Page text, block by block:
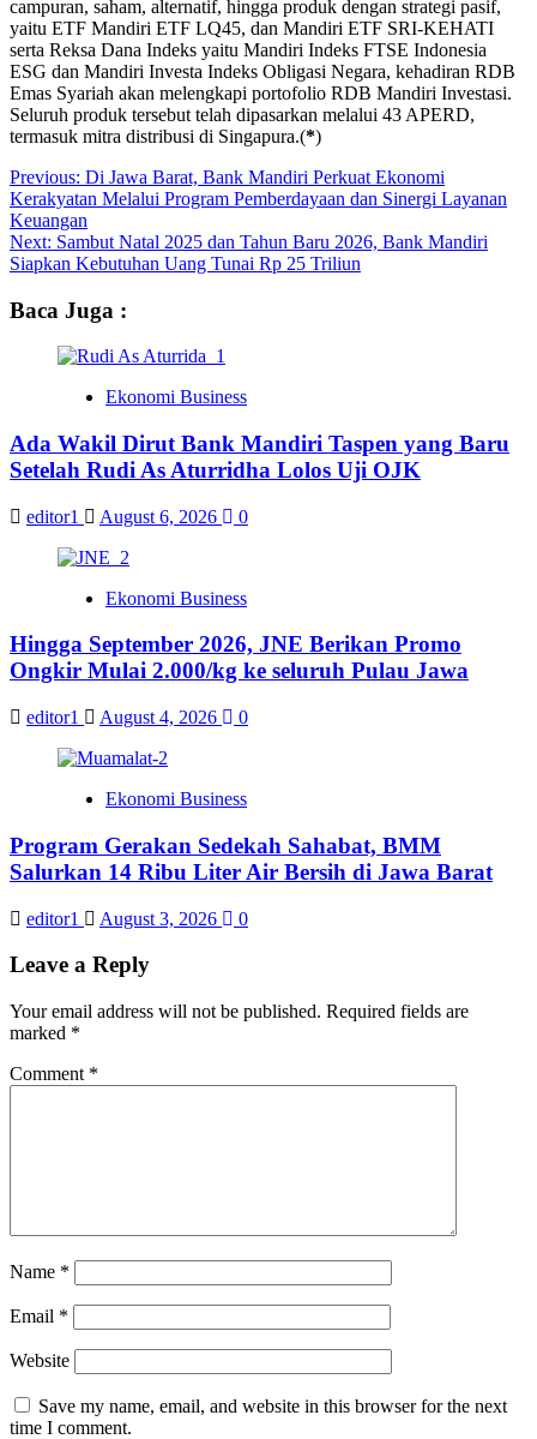
campuran, saham, alternatif, hingga produk dengan strategi pasif,
yaitu ETF Mandiri ETF LQ45, dan Mandiri ETF SRI-KEHATI
serta Reksa Dana Indeks yaitu Mandiri Indeks FTSE Indonesia
ESG dan Mandiri Investa Indeks Obligasi Negara, kehadiran RDB
Emas Syariah akan melengkapi portofolio RDB Mandiri Investasi.
Seluruh produk tersebut telah dipasarkan melalui 43 APERD,
termasuk mitra distribusi di Singapura.(*)
Post
navigation
Previous: Di Jawa Barat, Bank Mandiri Perkuat Ekonomi
Kerakyatan Melalui Program Pemberdayaan dan Sinergi Layanan
Keuangan
Next: Sambut Natal 2025 dan Tahun Baru 2026, Bank Mandiri
Siapkan Kebutuhan Uang Tunai Rp 25 Triliun
Baca Juga :
Ekonomi Business
Ada Wakil Dirut Bank Mandiri Taspen yang Baru
Setelah Rudi As Aturridha Lolos Uji OJK
editor1 August 6, 2026 0
Ekonomi Business
Hingga September 2026, JNE Berikan Promo
Ongkir Mulai 2.000/kg ke seluruh Pulau Jawa
editor1 August 4, 2026 0
Ekonomi Business
Program Gerakan Sedekah Sahabat, BMM
Salurkan 14 Ribu Liter Air Bersih di Jawa Barat
editor1 August 3, 2026 0
Leave a Reply
Your email address will not be published. Required fields are
marked *
Comment *
Name *
Email *
Website
Save my name, email, and website in this browser for the next
time I comment.